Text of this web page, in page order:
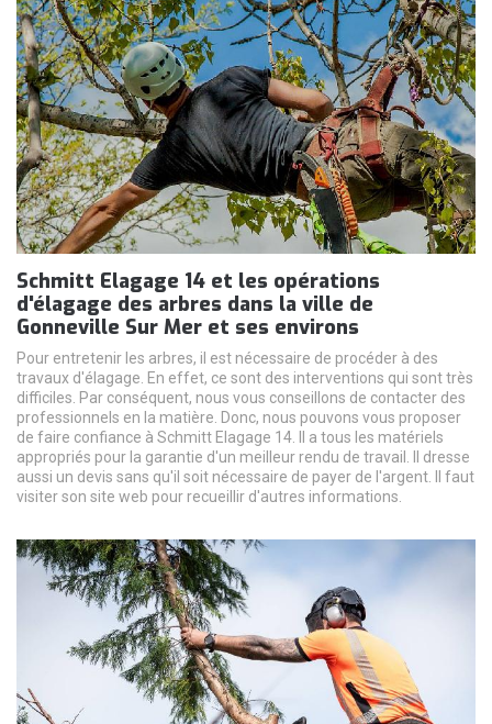
Schmitt Elagage 14 et les opérations
d'élagage des arbres dans la ville de
Gonneville Sur Mer et ses environs
Pour entretenir les arbres, il est nécessaire de procéder à des
travaux d'élagage. En effet, ce sont des interventions qui sont très
difficiles. Par conséquent, nous vous conseillons de contacter des
professionnels en la matière. Donc, nous pouvons vous proposer
de faire confiance à Schmitt Elagage 14. Il a tous les matériels
appropriés pour la garantie d'un meilleur rendu de travail. Il dresse
aussi un devis sans qu'il soit nécessaire de payer de l'argent. Il faut
visiter son site web pour recueillir d'autres informations.